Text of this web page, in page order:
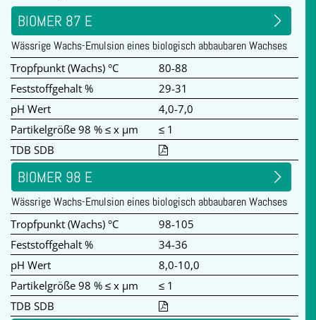
BIOMER 87 E
Wässrige Wachs-Emulsion eines biologisch abbaubaren Wachses
Tropfpunkt (Wachs) °C
80-88
Feststoffgehalt %
29-31
pH Wert
4,0-7,0
Partikelgröße 98 % ≤ x µm
≤ 1
TDB SDB
BIOMER 98 E
Wässrige Wachs-Emulsion eines biologisch abbaubaren Wachses
Tropfpunkt (Wachs) °C
98-105
Feststoffgehalt %
34-36
pH Wert
8,0-10,0
Partikelgröße 98 % ≤ x µm
≤ 1
TDB SDB